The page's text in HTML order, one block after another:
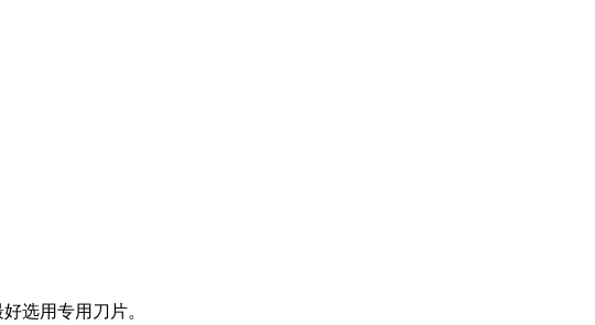
选用专用刀片。